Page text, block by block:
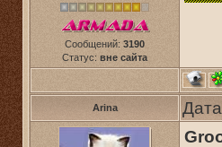
Сообщений: 3190
Статус: вне сайта
Arina